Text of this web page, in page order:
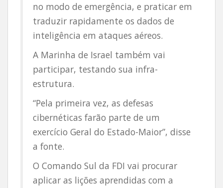
no modo de emergência, e praticar em
traduzir rapidamente os dados de
inteligência em ataques aéreos.
A Marinha de Israel também vai
participar, testando sua infra-
estrutura.
“Pela primeira vez, as defesas
cibernéticas farão parte de um
exercício Geral do Estado-Maior”, disse
a fonte.
O Comando Sul da FDI vai procurar
aplicar as lições aprendidas com a